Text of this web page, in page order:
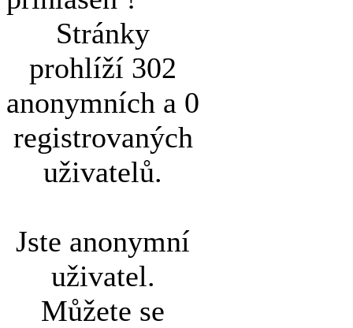
Stránky
prohlíží 302
anonymních a 0
registrovaných
uživatelů.
Jste anonymní
uživatel.
Můžete se